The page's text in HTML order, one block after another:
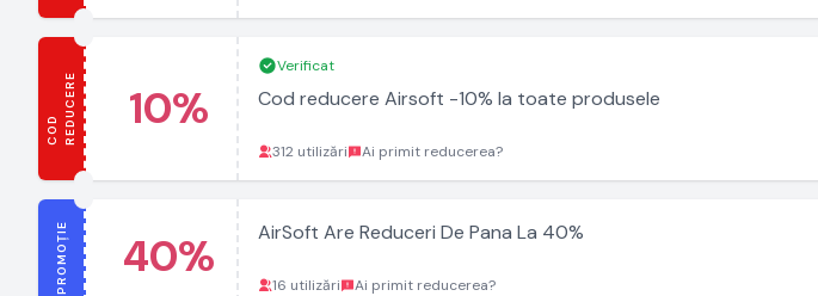
C
O
D
R
E
D
U
C
E
R E 10%
Verificat
Cod reducere Airsoft -10% la toate produsele
312 utilizări Ai primit reducerea?
PROMOȚIE 40% AirSoft Are Reduceri De Pana La 40%
16 utilizări Ai primit reducerea?